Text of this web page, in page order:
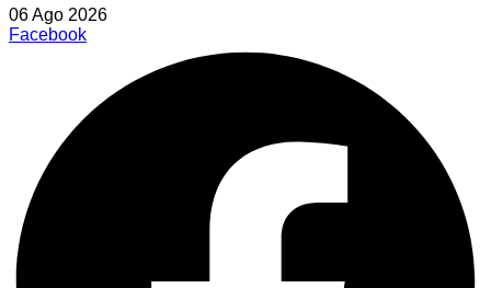
06 Ago 2026
Facebook